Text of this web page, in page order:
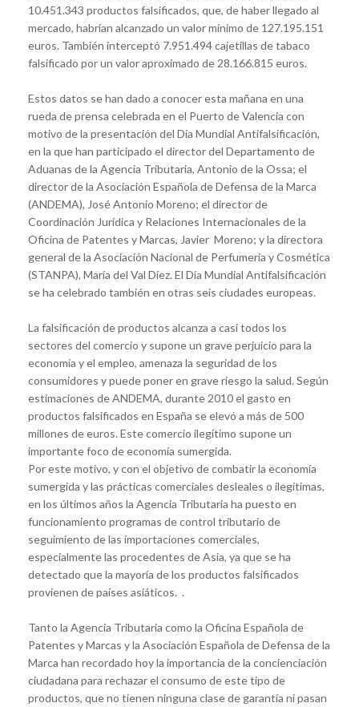
10.451.343 productos falsificados, que, de haber llegado al
mercado, habrían alcanzado un valor mínimo de 127.195.151
euros. También interceptó 7.951.494 cajetillas de tabaco
falsificado por un valor aproximado de 28.166.815 euros.
Estos datos se han dado a conocer esta mañana en una
rueda de prensa celebrada en el Puerto de Valencia con
motivo de la presentación del Día Mundial Antifalsificación,
en la que han participado el director del Departamento de
Aduanas de la Agencia Tributaria, Antonio de la Ossa; el
director de la Asociación Española de Defensa de la Marca
(ANDEMA), José Antonio Moreno; el director de
Coordinación Jurídica y Relaciones Internacionales de la
Oficina de Patentes y Marcas, Javier Moreno; y la directora
general de la Asociación Nacional de Perfumería y Cosmética
(STANPA), María del Val Díez. El Día Mundial Antifalsificación
se ha celebrado también en otras seis ciudades europeas.
La falsificación de productos alcanza a casi todos los
sectores del comercio y supone un grave perjuicio para la
economía y el empleo, amenaza la seguridad de los
consumidores y puede poner en grave riesgo la salud. Según
estimaciones de ANDEMA, durante 2010 el gasto en
productos falsificados en España se elevó a más de 500
millones de euros. Este comercio ilegítimo supone un
importante foco de economía sumergida.
Por este motivo, y con el objetivo de combatir la economía
sumergida y las prácticas comerciales desleales o ilegítimas,
en los últimos años la Agencia Tributaria ha puesto en
funcionamiento programas de control tributario de
seguimiento de las importaciones comerciales,
especialmente las procedentes de Asia, ya que se ha
detectado que la mayoría de los productos falsificados
provienen de países asiáticos. .
Tanto la Agencia Tributaria como la Oficina Española de
Patentes y Marcas y la Asociación Española de Defensa de la
Marca han recordado hoy la importancia de la concienciación
ciudadana para rechazar el consumo de este tipo de
productos, que no tienen ninguna clase de garantía ni pasan